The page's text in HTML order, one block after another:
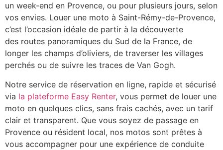
un week-end en Provence, ou pour plusieurs jours, selon
vos envies. Louer une moto à Saint-Rémy-de-Provence,
c’est l’occasion idéale de partir à la découverte
des routes panoramiques du Sud de la France, de
longer les champs d’oliviers, de traverser les villages
perchés ou de suivre les traces de Van Gogh.
Notre service de réservation en ligne, rapide et sécurisé
via la plateforme Easy Renter, vous permet de louer une
moto en quelques clics, sans frais cachés, avec un tarif
clair et transparent. Que vous soyez de passage en
Provence ou résident local, nos motos sont prêtes à
vous accompagner pour une expérience de conduite